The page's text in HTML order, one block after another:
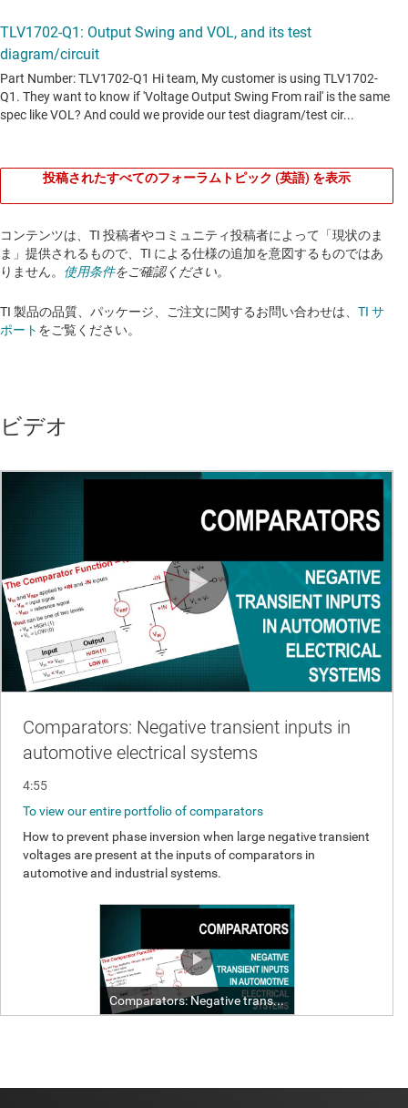
投稿されたすべてのフォーラムトピック (英語) を表示
コンテンツは、TI 投稿者やコミュニティ投稿者によって「現状のま
ま」提供されるもので、TI による仕様の追加を意図するものではあ
りません。 使用条件をご確認ください。
TI 製品の品質、パッケージ、ご注文に関するお問い合わせは、 TI サ
ポート をご覧ください。​​​​​​​​​​​​​​
ビデオ